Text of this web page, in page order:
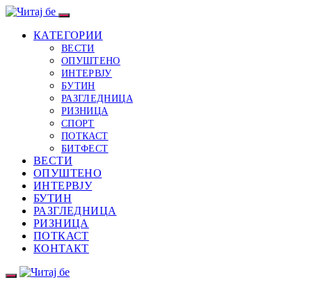
КАТЕГОРИИ
ВЕСТИ
ОПУШТЕНО
ИНТЕРВЈУ
БУТИН
РАЗГЛЕДНИЦА
РИЗНИЦА
СПОРТ
ПОТКАСТ
БИТФЕСТ
ВЕСТИ
ОПУШТЕНО
ИНТЕРВЈУ
БУТИН
РАЗГЛЕДНИЦА
РИЗНИЦА
ПОТКАСТ
КОНТАКТ